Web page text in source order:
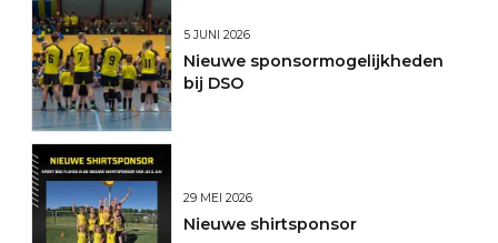
5 JUNI 2026
Nieuwe sponsormogelijkheden
bij DSO
29 MEI 2026
Nieuwe shirtsponsor